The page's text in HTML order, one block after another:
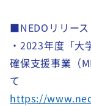
■NEDOリリース
・2023年度「大
確保支援事業（
て
https://